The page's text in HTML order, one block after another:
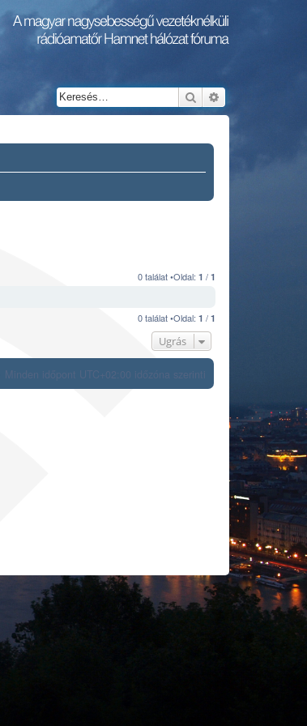
Keresés
0 találat •Oldal: 1 / 1
0 találat •Oldal: 1 / 1
Ugrás
Minden időpont UTC+02:00 időzóna szerinti